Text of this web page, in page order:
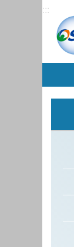
:::